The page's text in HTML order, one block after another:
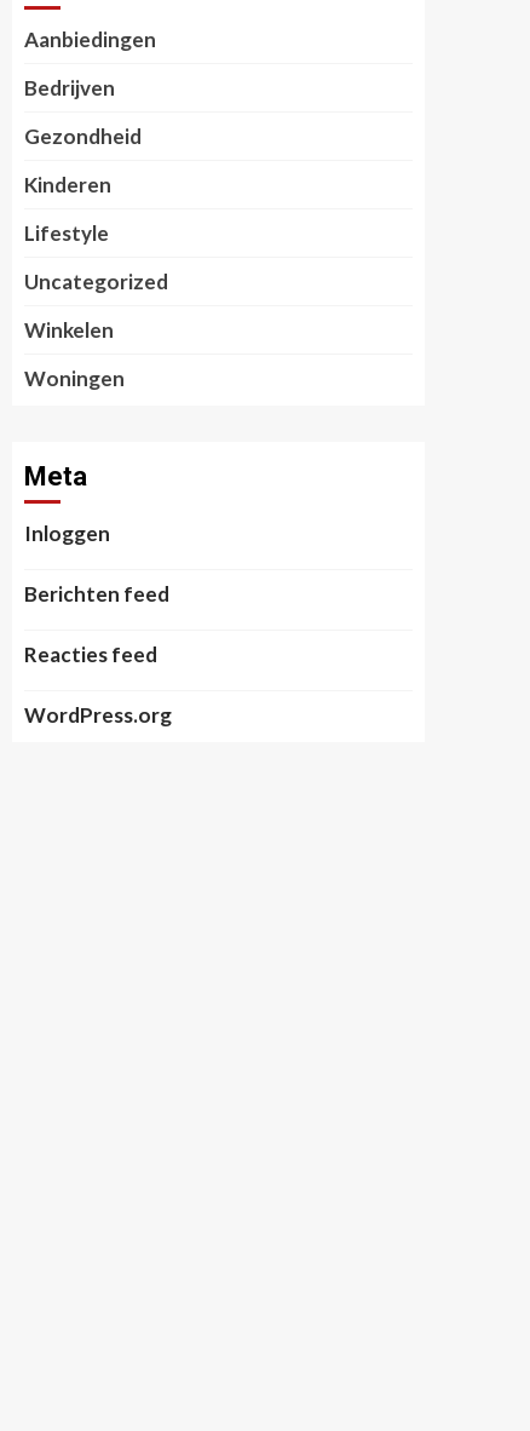
Aanbiedingen
Bedrijven
Gezondheid
Kinderen
Lifestyle
Uncategorized
Winkelen
Woningen
Meta
Inloggen
Berichten feed
Reacties feed
WordPress.org